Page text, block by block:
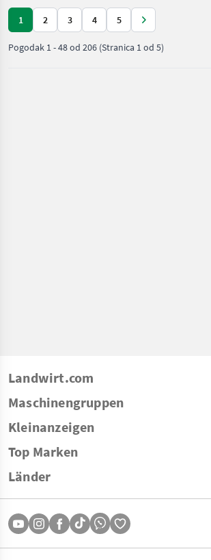
1 2 3 4 5
Pogodak 1-48od 206 (Stranica 1 od 5)
Landwirt.com
Maschinengruppen
Kleinanzeigen
Top Marken
Länder